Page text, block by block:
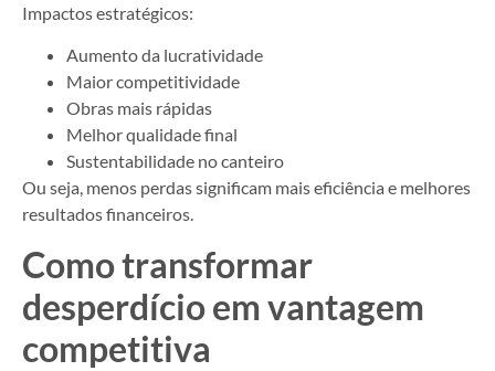
Impactos estratégicos:
Aumento da lucratividade
Maior competitividade
Obras mais rápidas
Melhor qualidade final
Sustentabilidade no canteiro
Ou seja, menos perdas significam mais eficiência e melhores
resultados financeiros.
Como transformar
desperdício em vantagem
competitiva